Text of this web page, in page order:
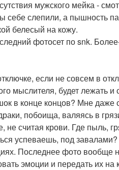
мужского мейка -
слепили, а пышность
белесый на кожу.
фотосет по snk.
если не совсем в
мыслителя, будет лежать и
в конце концов? Мне даже
побоища, валяясь в
считая крови. Где пыль,
успеваешь, под
Последнее фото вообще
эмоции и передать их на